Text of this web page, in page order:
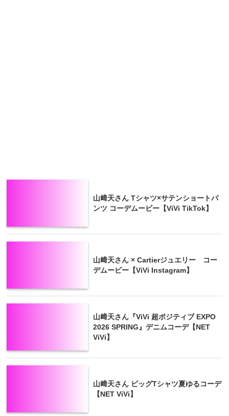
山﨑天さん Tシャツ×サテンショートパ
ンツ コーデムービー【ViVi TikTok】
山﨑天さん × Cartierジュエリー コー
デムービー【ViVi Instagram】
山﨑天さん『ViVi 超ポジティブ EXPO
2026 SPRING』デニムコーデ【NET
ViVi】
山﨑天さん ビッグTシャツ夏ゆるコーデ
【NET ViVi】